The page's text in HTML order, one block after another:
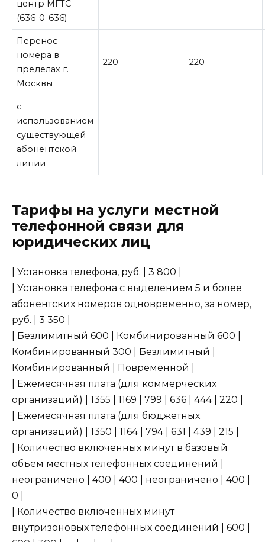
центр МГТС
(636-0-636)
Перенос
номера в
пределах г.
Москвы
220 220
с
использованием
существующей
абонентской
линии
Тарифы на услуги местной
телефонной связи для
юридических лиц
| Установка телефона, руб. | 3 800 |
| Установка телефона с выделением 5 и более
абонентских номеров одновременно, за номер,
руб. | 3 350 |
| Безлимитный 600 | Комбинированный 600 |
Комбинированный 300 | Безлимитный |
Комбинированный | Повременной |
| Ежемесячная плата (для коммерческих
организаций) | 1355 | 1169 | 799 | 636 | 444 | 220 |
| Ежемесячная плата (для бюджетных
организаций) | 1350 | 1164 | 794 | 631 | 439 | 215 |
| Количество включенных минут в базовый
объем местных телефонных соединений |
неограничено | 400 | 400 | неограничено | 400 |
0 |
| Количество включенных минут
внутризоновых телефонных соединений | 600 |